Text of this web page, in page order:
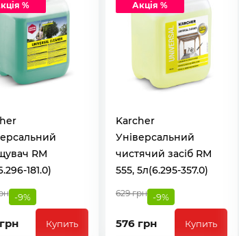
%
RM
181.0)
-9%
Купить
Акція %
Karcher
Універсальний
чистячий засіб RM
555, 5л(6.295-357.0)
629 грн -9%
576 грн Купить